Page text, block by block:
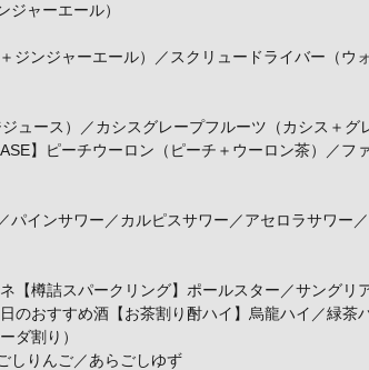
ャーエール）
ンジャーエール）／スクリュードライバー（ウ
ュース）／カシスグレープフルーツ（カシス＋グ
】ピーチウーロン（ピーチ＋ウーロン茶）／フ
インサワー／カルピスサワー／アセロラサワー
【樽詰スパークリング】ポールスター／サング
おすすめ酒【お茶割り酎ハイ】烏龍ハイ／緑茶
ダ割り）
しりんご／あらごしゆず